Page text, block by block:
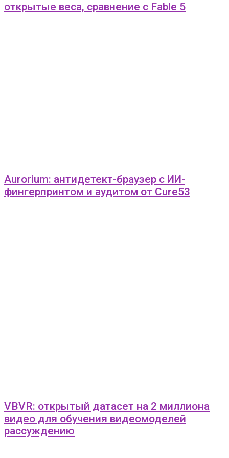
открытые веса, сравнение с Fable 5
Aurorium: антидетект-браузер с ИИ-
фингерпринтом и аудитом от Cure53
VBVR: открытый датасет на 2 миллиона
видео для обучения видеомоделей
рассуждению